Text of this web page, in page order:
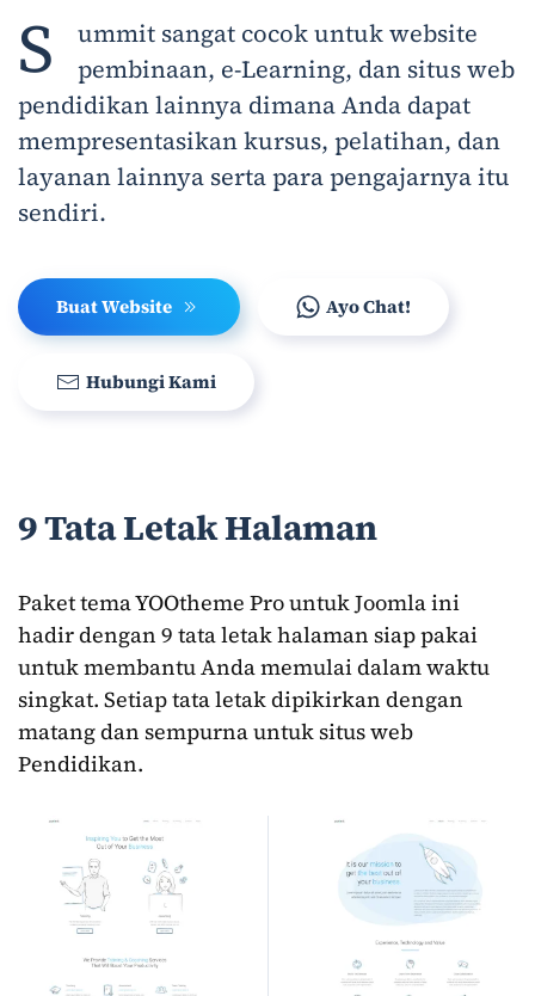
S
ummit sangat cocok untuk website
pembinaan, e-Learning, dan situs web
pendidikan lainnya dimana Anda dapat
mempresentasikan kursus, pelatihan, dan
layanan lainnya serta para pengajarnya itu
sendiri.
Buat Website Ayo Chat!
Hubungi Kami
9 Tata Letak Halaman
Paket tema YOOtheme Pro untuk Joomla ini
hadir dengan 9 tata letak halaman siap pakai
untuk membantu Anda memulai dalam waktu
singkat. Setiap tata letak dipikirkan dengan
matang dan sempurna untuk situs web
Pendidikan.